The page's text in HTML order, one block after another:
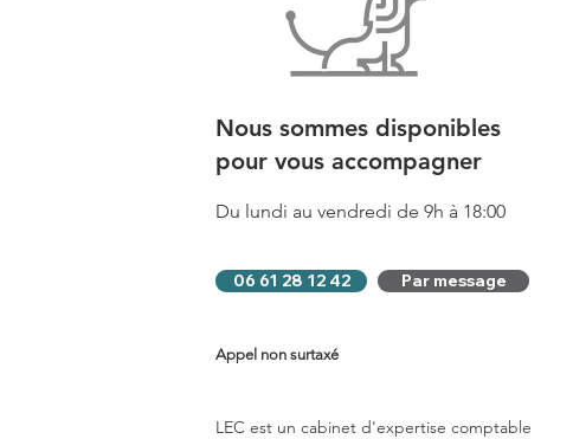
Nous sommes disponibles
pour vous accompagner
Du lundi au vendredi de 9h à 18:00
06 61 28 12 42 Par message
Appel non surtaxé
LEC est un cabinet d'expertise comptable